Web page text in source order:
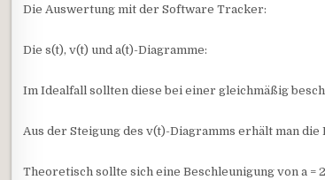
Die Auswertung mit der Software Tracker:
Die s(t), v(t) und a(t)-Diagramme:
Im Idealfall sollten diese bei einer gleichmäßig
Aus der Steigung des v(t)-Diagramms erhält man die
Theoretisch sollte sich eine Beschleunigung von a =